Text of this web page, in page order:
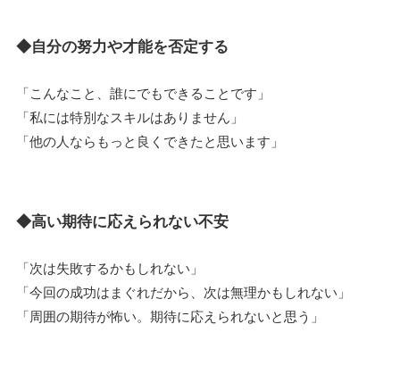
◆自分の努力や才能を否定する
「こんなこと、誰にでもできることです」
「私には特別なスキルはありません」
「他の人ならもっと良くできたと思います」
◆高い期待に応えられない不安
「次は失敗するかもしれない」
「今回の成功はまぐれだから、次は無理かもしれない」
「周囲の期待が怖い。期待に応えられないと思う」